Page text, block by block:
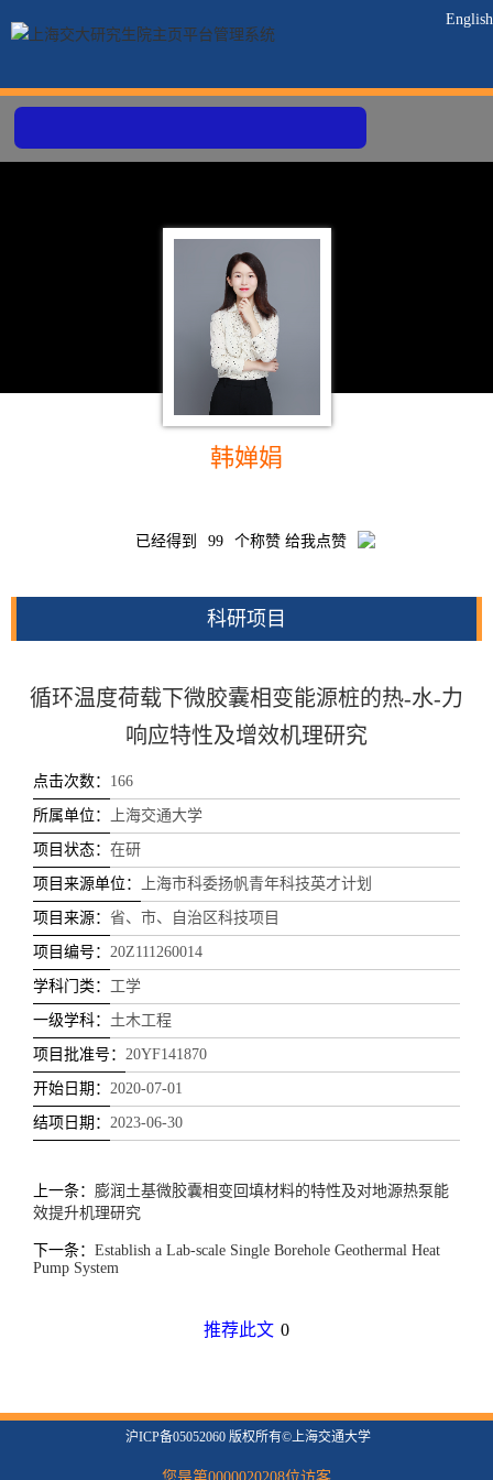
English
韩婵娟
已经得到 99 个称赞 给我点赞
科研项目
循环温度荷载下微胶囊相变能源桩的热-水-力
响应特性及增效机理研究
点击次数： 166
所属单位： 上海交通大学
项目状态： 在研
项目来源单位： 上海市科委扬帆青年科技英才计划
项目来源： 省、市、自治区科技项目
项目编号： 20Z111260014
学科门类： 工学
一级学科： 土木工程
项目批准号： 20YF141870
开始日期： 2020-07-01
结项日期： 2023-06-30
上一条： 膨润土基微胶囊相变回填材料的特性及对地源热泵能
效提升机理研究
下一条： Establish a Lab-scale Single Borehole Geothermal Heat
Pump System
推荐此文 0
沪ICP备05052060 版权所有©上海交通大学